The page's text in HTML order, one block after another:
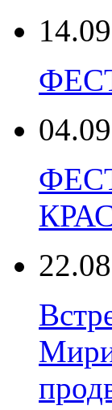
14.09
04.09
22.08